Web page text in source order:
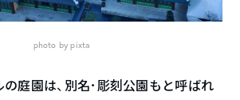
photo by pixta
庭園は、別名･彫刻公園もと呼ばれ